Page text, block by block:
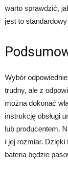
warto sprawdzić,
jest to
Wybór
trudny, ale z
można dokonać
instrukcję obsługi
lub producentem.
i jej rozmiar.
bateria będzie